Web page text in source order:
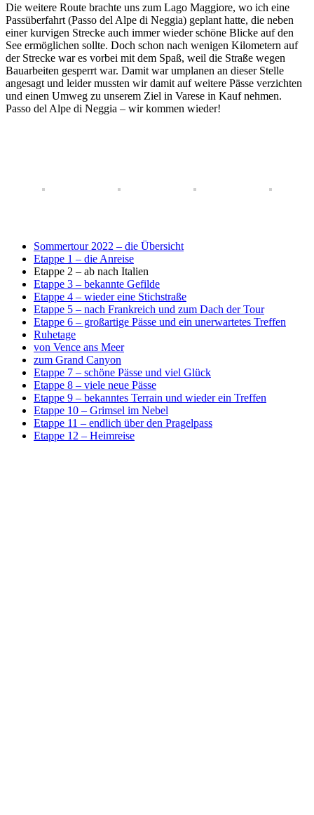
Die weitere Route brachte uns zum Lago Maggiore, wo ich eine
Passüberfahrt (Passo del Alpe di Neggia) geplant hatte, die neben
einer kurvigen Strecke auch immer wieder schöne Blicke auf den
See ermöglichen sollte. Doch schon nach wenigen Kilometern auf
der Strecke war es vorbei mit dem Spaß, weil die Straße wegen
Bauarbeiten gesperrt war. Damit war umplanen an dieser Stelle
angesagt und leider mussten wir damit auf weitere Pässe verzichten
und einen Umweg zu unserem Ziel in Varese in Kauf nehmen.
Passo del Alpe di Neggia – wir kommen wieder!
Sommertour 2022 – die Übersicht
Etappe 1 – die Anreise
Etappe 2 – ab nach Italien
Etappe 3 – bekannte Gefilde
Etappe 4 – wieder eine Stichstraße
Etappe 5 – nach Frankreich und zum Dach der Tour
Etappe 6 – großartige Pässe und ein unerwartetes Treffen
Ruhetage
von Vence ans Meer
zum Grand Canyon
Etappe 7 – schöne Pässe und viel Glück
Etappe 8 – viele neue Pässe
Etappe 9 – bekanntes Terrain und wieder ein Treffen
Etappe 10 – Grimsel im Nebel
Etappe 11 – endlich über den Pragelpass
Etappe 12 – Heimreise